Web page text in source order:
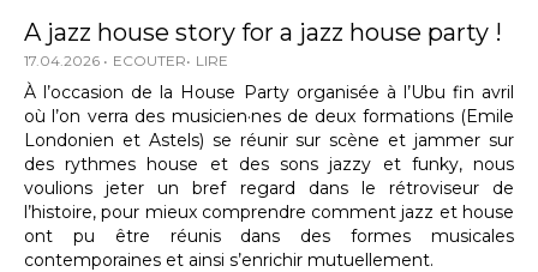
A jazz house story for a jazz house party !
17.04.2026 ECOUTER LIRE
À l’occasion de la House Party organisée à l’Ubu fin avril
où l’on verra des musicien·nes de deux formations (Emile
Londonien et Astels) se réunir sur scène et jammer sur
des rythmes house et des sons jazzy et funky, nous
voulions jeter un bref regard dans le rétroviseur de
l’histoire, pour mieux comprendre comment jazz et house
ont pu être réunis dans des formes musicales
contemporaines et ainsi s’enrichir mutuellement.